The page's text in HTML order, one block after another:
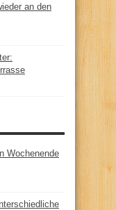
an den
Wochenende